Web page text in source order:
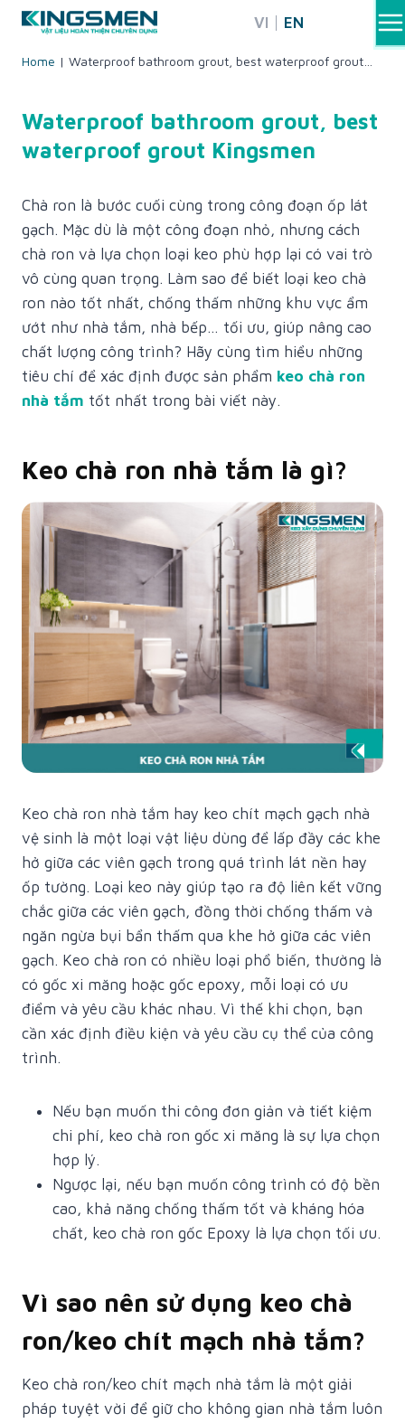
Skip
content
VI EN
Home | Waterproof bathroom grout, best waterproof grout
Waterproof bathroom grout, best
waterproof grout Kingsmen
Chà ron là bước cuối cùng trong công đoạn ốp lát
gạch. Mặc dù là một công đoạn nhỏ, nhưng cách
chà ron và lựa chọn loại keo phù hợp lại có vai trò
vô cùng quan trọng. Làm sao để biết loại keo chà
ron nào tốt nhất, chống thấm những khu vực ẩm
ướt như nhà tắm, nhà bếp… tối ưu, giúp nâng cao
chất lượng công trình? Hãy cùng tìm hiểu những
tiêu chí để xác định được sản phẩm keo chà ron
nhà tắm tốt nhất trong bài viết này.
Keo chà ron nhà tắm là gì?
Keo chà ron nhà tắm hay keo chít mạch gạch nhà
vệ sinh là một loại vật liệu dùng để lấp đầy các khe
hở giữa các viên gạch trong quá trình lát nền hay
ốp tường. Loại keo này giúp tạo ra độ liên kết vững
chắc giữa các viên gạch, đồng thời chống thấm và
ngăn ngừa bụi bẩn thấm qua khe hở giữa các viên
gạch. Keo chà ron có nhiều loại phổ biến, thường là
có gốc xi măng hoặc gốc epoxy, mỗi loại có ưu
điểm và yêu cầu khác nhau. Vì thế khi chọn, bạn
cần xác định điều kiện và yêu cầu cụ thể của công
trình.
Nếu bạn muốn thi công đơn giản và tiết kiệm
chi phí, keo chà ron gốc xi măng là sự lựa chọn
hợp lý.
Ngược lại, nếu bạn muốn công trình có độ bền
cao, khả năng chống thấm tốt và kháng hóa
chất, keo chà ron gốc Epoxy là lựa chọn tối ưu.
Vì sao nên sử dụng keo chà
ron/keo chít mạch nhà tắm?
Keo chà ron/keo chít mạch nhà tắm là một giải
pháp tuyệt vời để giữ cho không gian nhà tắm luôn